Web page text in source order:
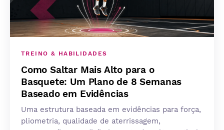
TREINO & HABILIDADES
Como Saltar Mais Alto para o
Basquete: Um Plano de 8 Semanas
Baseado em Evidências
Uma estrutura baseada em evidências para força,
pliometria, qualidade de aterrissagem,